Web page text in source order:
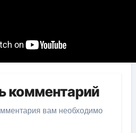
комментарий
вам необходимо